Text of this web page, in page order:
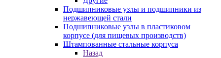
Подшипниковые узлы и подшипники из
нержавеющей стали
Подшипниковые узлы в пластиковом
корпусе (для пищевых производств)
Штампованные стальные корпуса
Назад